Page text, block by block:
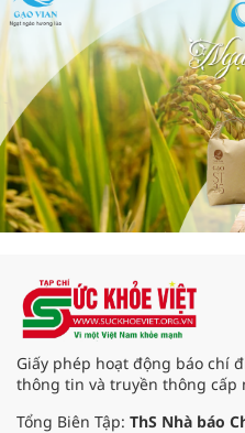
Giấy phép hoạt động báo chí
thông tin và truyền thông cấp
Tổng Biên Tập: ThS Nhà báo